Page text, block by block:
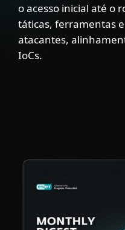
o acesso inicial até o
táticas, ferramentas
atacantes,
IoCs.